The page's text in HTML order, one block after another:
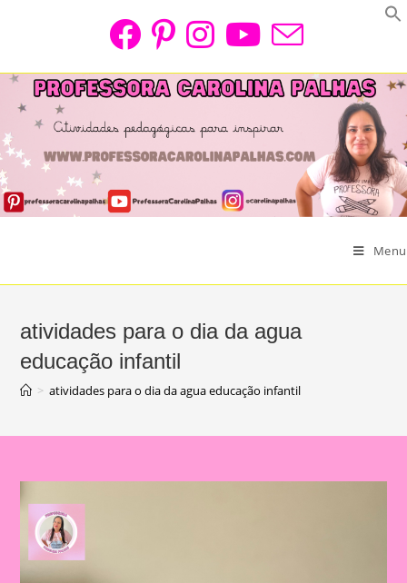
Menu
atividades para o dia da agua
educação infantil
> atividades para o dia da agua educação infantil